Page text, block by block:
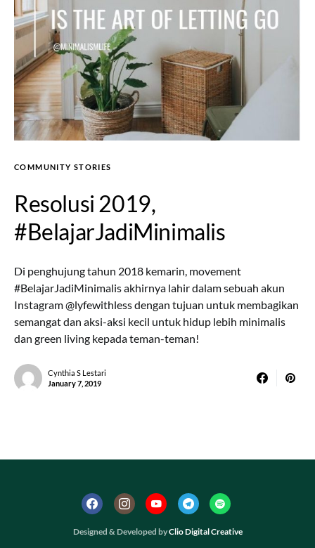
COMMUNITY STORIES
Resolusi 2019,
#BelajarJadiMinimalis
Di penghujung tahun 2018 kemarin, movement
#BelajarJadiMinimalis akhirnya lahir dalam sebuah akun
Instagram @lyfewithless dengan tujuan untuk membagikan
semangat dan aksi-aksi kecil untuk hidup lebih minimalis
dan green living kepada teman-teman!
Cynthia S Lestari
January 7, 2019
Designed & Developed byClio Digital Creative